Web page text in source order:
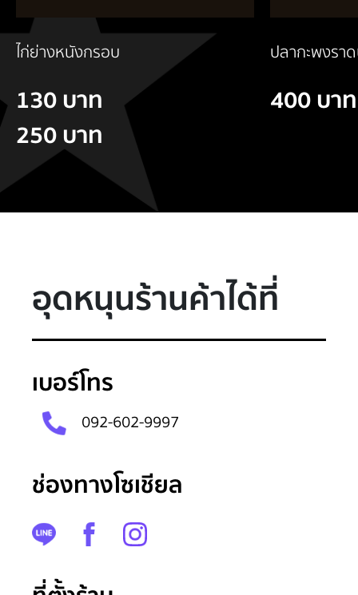
ไก่ย่างหนังกรอบ
130 บาท
250 บาท
ปลากะพงรา
400 บาท
อุดหนุนร้านค้าได้ที่
เบอร์โทร
092-602-9997
ช่องทางโซเชียล